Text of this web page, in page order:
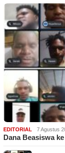
EDITORIAL 7 Agustus
Dana Beasiswa